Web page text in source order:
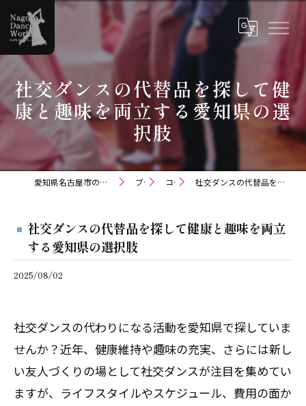
社交ダンスの代替品を探して健
康と趣味を両立する愛知県の選
択肢
愛知県名古屋市の社交ダンスならナゴヤダンスワールド ブログ コラム 社交ダンスの代替品を探して健康と趣味を両立する愛知県の選択肢
社交ダンスの代替品を探して健康と趣味を両立
する愛知県の選択肢
2025/08/02
社交ダンスの代わりになる活動を愛知県で探していま
せんか？近年、健康維持や趣味の充実、さらには新し
い友人づくりの場として社交ダンスが注目を集めてい
ますが、ライフスタイルやスケジュール、費用の面か